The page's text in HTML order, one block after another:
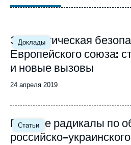
Доклады
Image
principale
Энергетическая
Европейского союза:
и новые вызовы
Date
publication
24 апреля 2019
Статьи
Image
principale
Правые радикалы по
российско-